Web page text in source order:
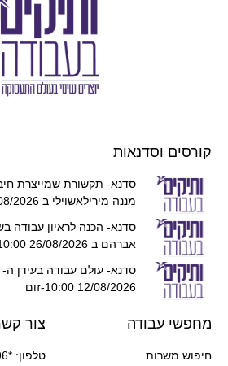
קורסים וסדנאות
סדנא- תקשורת שמייצרת
מננה מירילאשוילי ב 19/08/2026 10:00-זום
אברהם ב 26/08/2026 10:00-זום
12/08/2026 10:00-זום
מחפשי עבודה
חיפוש משרות
צור
טלפון: *6596